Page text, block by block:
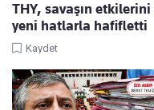
THY, savaşın etkilerini
yeni hatlarla hafifletti
Kaydet